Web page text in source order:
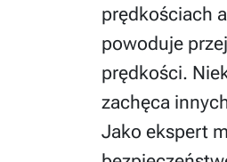
prędkościach
powoduje
prędkości.
zachęca
Jako ekspert